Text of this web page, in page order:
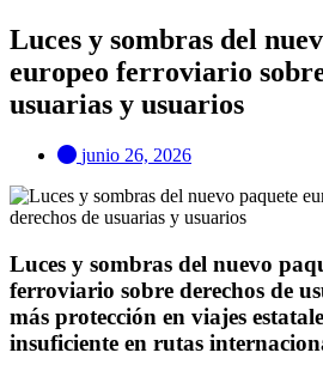
Luces y sombras del
europeo ferroviario
usuarias y usuarios
junio 26, 2026
Luces y sombras del nuevo
ferroviario sobre derechos de
más protección en viajes
insuficiente en rutas